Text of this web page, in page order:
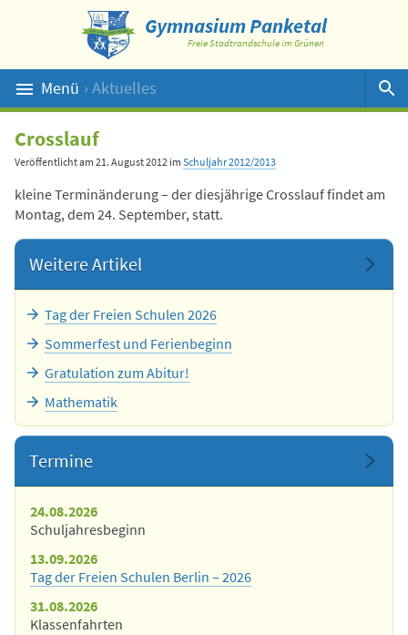
Gymnasium Panketal
Freie Stadtrandschule im Grünen
Menü › Aktuelles
Suche
Crosslauf
Veröffentlicht am 21. August 2012 im Schuljahr 2012/2013
kleine Terminänderung – der diesjährige Crosslauf findet am
Montag, dem 24. September, statt.
Weitere Artikel
Tag der Freien Schulen 2026
Sommerfest und Ferienbeginn
Gratulation zum Abitur!
Mathematik
Termine
24.08.2026
Schuljahresbeginn
13.09.2026
Tag der Freien Schulen Berlin – 2026
31.08.2026
Klassenfahrten